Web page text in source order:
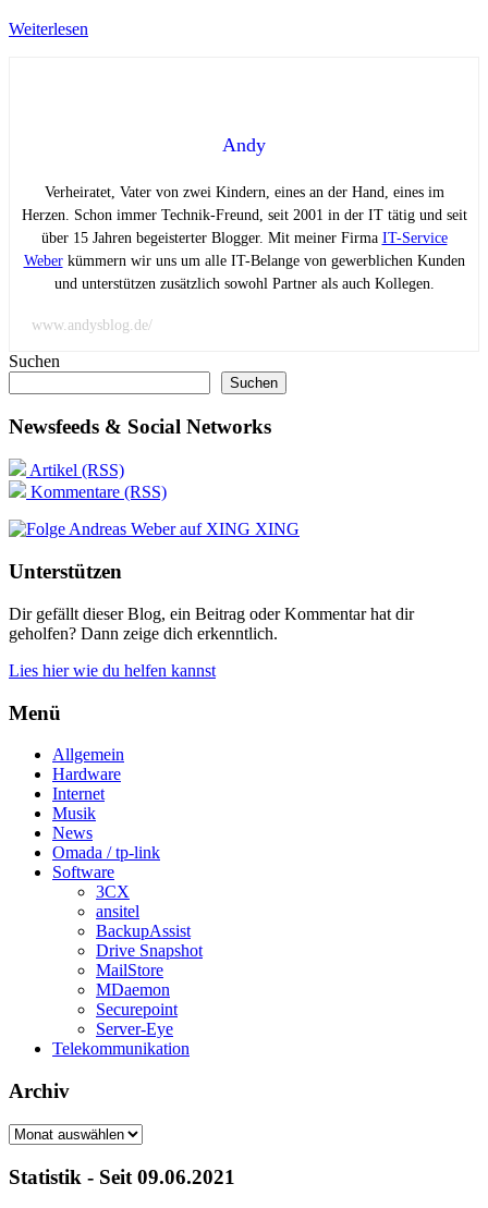
Weiterlesen
Andy
Verheiratet, Vater von zwei Kindern, eines an der Hand, eines im
Herzen. Schon immer Technik-Freund, seit 2001 in der IT tätig und seit
über 15 Jahren begeisterter Blogger. Mit meiner Firma IT-Service
Weberkümmern wir uns um alle IT-Belange von gewerblichen Kunden
und unterstützen zusätzlich sowohl Partner als auch Kollegen.
www.andysblog.de/
Suchen
Suchen
Newsfeeds & Social Networks
Artikel (RSS)
Kommentare (RSS)
XING
Unterstützen
Dir gefällt dieser Blog, ein Beitrag oder Kommentar hat dir
geholfen? Dann zeige dich erkenntlich.
Lies hier wie du helfen kannst
Menü
Allgemein
Hardware
Internet
Musik
News
Omada / tp-link
Software
3CX
ansitel
BackupAssist
Drive Snapshot
MailStore
MDaemon
Securepoint
Server-Eye
Telekommunikation
Archiv
Archiv
Statistik - Seit 09.06.2021